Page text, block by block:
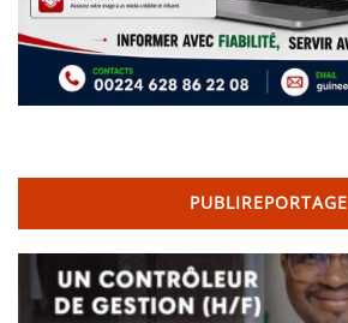
PUBLIREPORTAGE